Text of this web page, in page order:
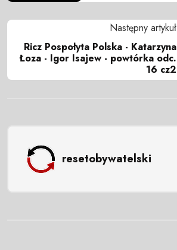
Następny artykuł
Ricz Pospołyta Polska - Katarzyna
Łoza - Igor Isajew - powtórka odc.
16 cz2
resetobywatelski